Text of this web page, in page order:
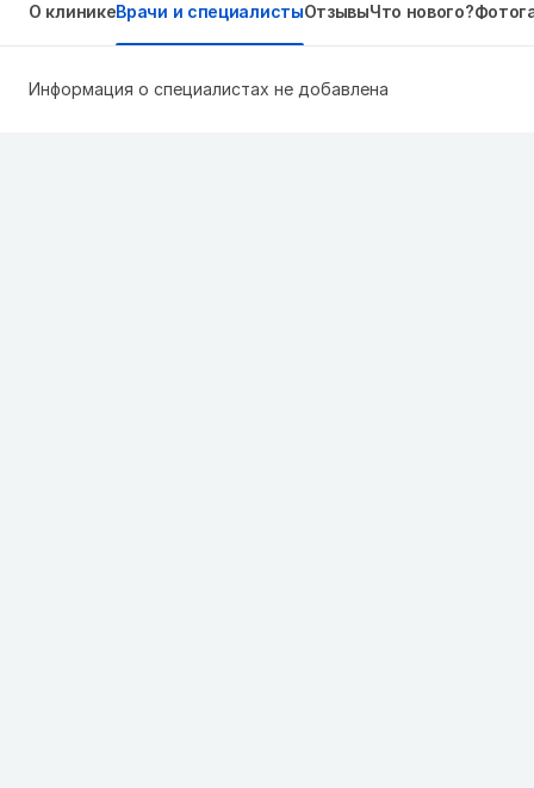
О клиникеВрачи и специалистыОтзывыЧто нового?
Информация о специалистах не добавлена